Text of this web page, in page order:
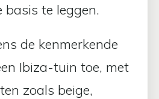
basis te leggen.
de kenmerkende
Ibiza-tuin toe, met
zoals beige,